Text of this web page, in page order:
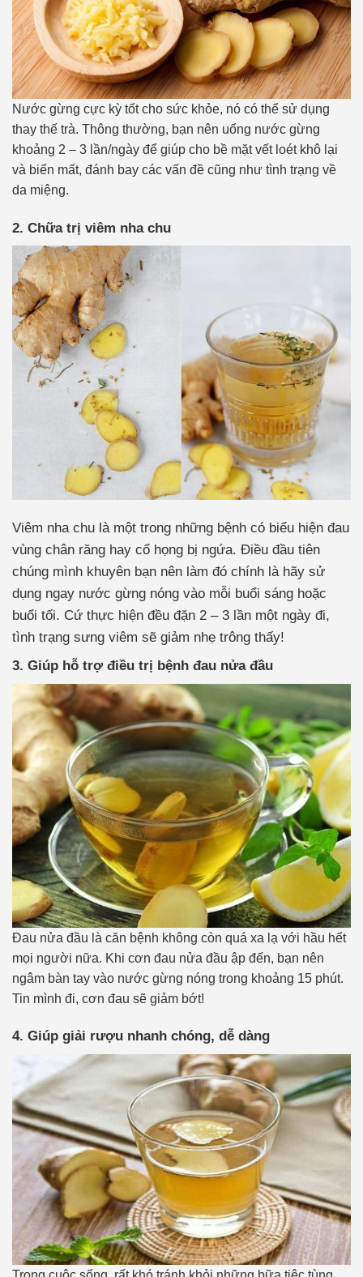
Nước gừng cực kỳ tốt cho sức khỏe, nó có thể sử dụng
thay thế trà. Thông thường, bạn nên uống nước gừng
khoảng 2 – 3 lần/ngày để giúp cho bề mặt vết loét khô lại
và biến mất, đánh bay các vấn đề cũng như tình trạng về
da miệng.
2. Chữa trị viêm nha chu
Viêm nha chu là một trong những bệnh có biểu hiện đau
vùng chân răng hay cổ họng bị ngứa. Điều đầu tiên
chúng mình khuyên bạn nên làm đó chính là hãy sử
dụng ngay nước gừng nóng vào mỗi buổi sáng hoặc
buổi tối. Cứ thực hiện đều đặn 2 – 3 lần một ngày đi,
tình trạng sưng viêm sẽ giảm nhẹ trông thấy!
3. Giúp hỗ trợ điều trị bệnh đau nửa đầu
Đau nửa đầu là căn bệnh không còn quá xa lạ với hầu hết
mọi người nữa. Khi cơn đau nửa đầu ập đến, bạn nên
ngâm bàn tay vào nước gừng nóng trong khoảng 15 phút.
Tin mình đi, cơn đau sẽ giảm bớt!
4. Giúp giải rượu nhanh chóng, dễ dàng